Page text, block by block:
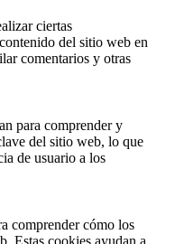
ciertas
del sitio web en
comentarios y otras
para comprender y
del sitio web, lo que
de usuario a los
comprender cómo los
Estas cookies ayudan a